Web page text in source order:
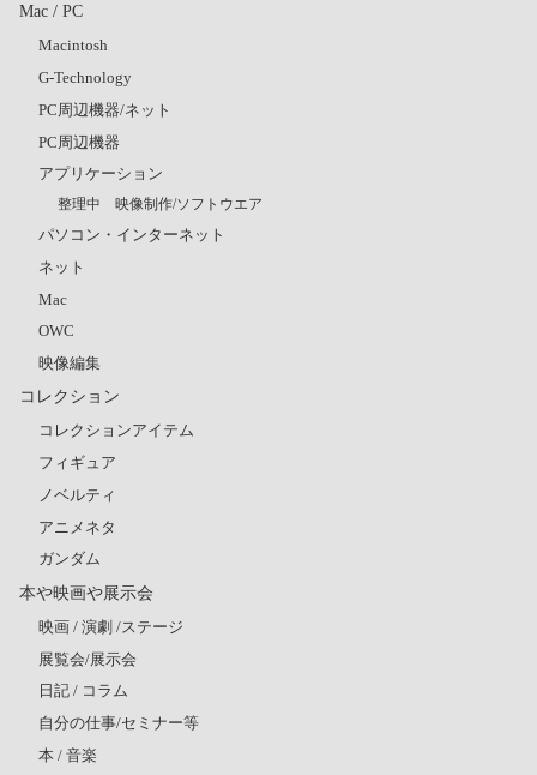
Mac / PC
Macintosh
G-Technology
PC周辺機器/ネット
PC周辺機器
アプリケーション
整理中 映像制作/ソフトウエア
パソコン・インターネット
ネット
Mac
OWC
映像編集
コレクション
コレクションアイテム
フィギュア
ノベルティ
アニメネタ
ガンダム
本や映画や展示会
映画 / 演劇 /ステージ
展覧会/展示会
日記 / コラム
自分の仕事/セミナー等
本 / 音楽